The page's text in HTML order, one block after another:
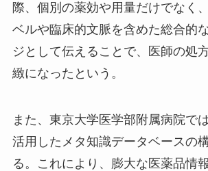
際、個別の薬効や用量だけでなく
ベルや臨床的文脈を含めた総合的
ジとして伝えることで、医師の処
緻になったという。
また、東京大学医学部附属病院で
活用したメタ知識データベースの
る。これにより、膨大な医薬品情